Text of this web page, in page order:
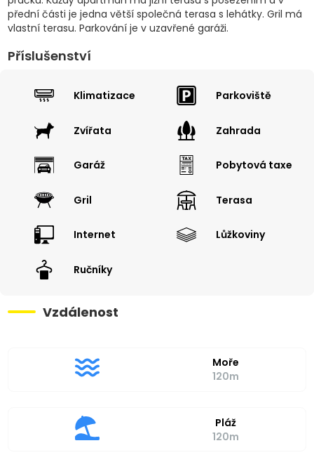
přední části je jedna větší společná terasa s lehátky. Gril má
vlastní terasu. Parkování je v uzavřené garáži.
Příslušenství
Klimatizace Parkoviště
Zvířata Zahrada
Garáž Pobytová taxe
Gril Terasa
Internet Lůžkoviny
Ručníky
Vzdálenost
Moře
120m
Pláž
120m